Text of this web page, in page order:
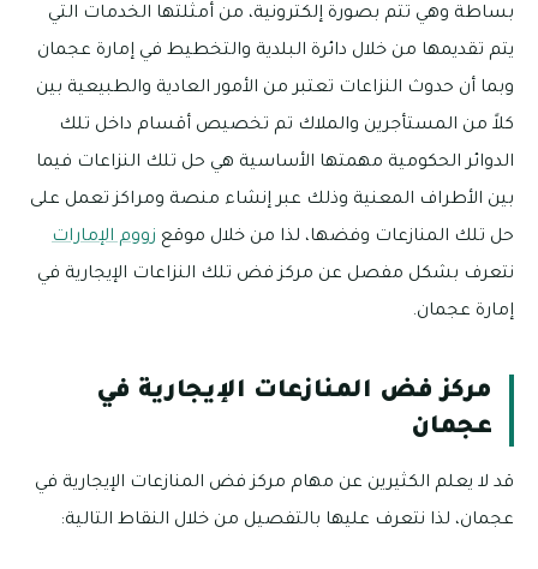
بساطة وهي تتم بصورة إلكترونية، من أمثلتها الخدمات التي
يتم تقديمها من خلال دائرة البلدية والتخطيط في إمارة عجمان
وبما أن حدوث النزاعات تعتبر من الأمور العادية والطبيعية بين
كلاً من المستأجرين والملاك تم تخصيص أقسام داخل تلك
الدوائر الحكومية مهمتها الأساسية هي حل تلك النزاعات فيما
بين الأطراف المعنية وذلك عبر إنشاء منصة ومراكز تعمل على
حل تلك المنازعات وفضها، لذا من خلال موقع زووم الإمارات
نتعرف بشكل مفصل عن مركز فض تلك النزاعات الإيجارية في
إمارة عجمان.
مركز فض المنازعات الإيجارية في
عجمان‎
قد لا يعلم الكثيرين عن مهام مركز فض المنازعات الإيجارية في
عجمان، لذا نتعرف عليها بالتفصيل من خلال النقاط التالية: